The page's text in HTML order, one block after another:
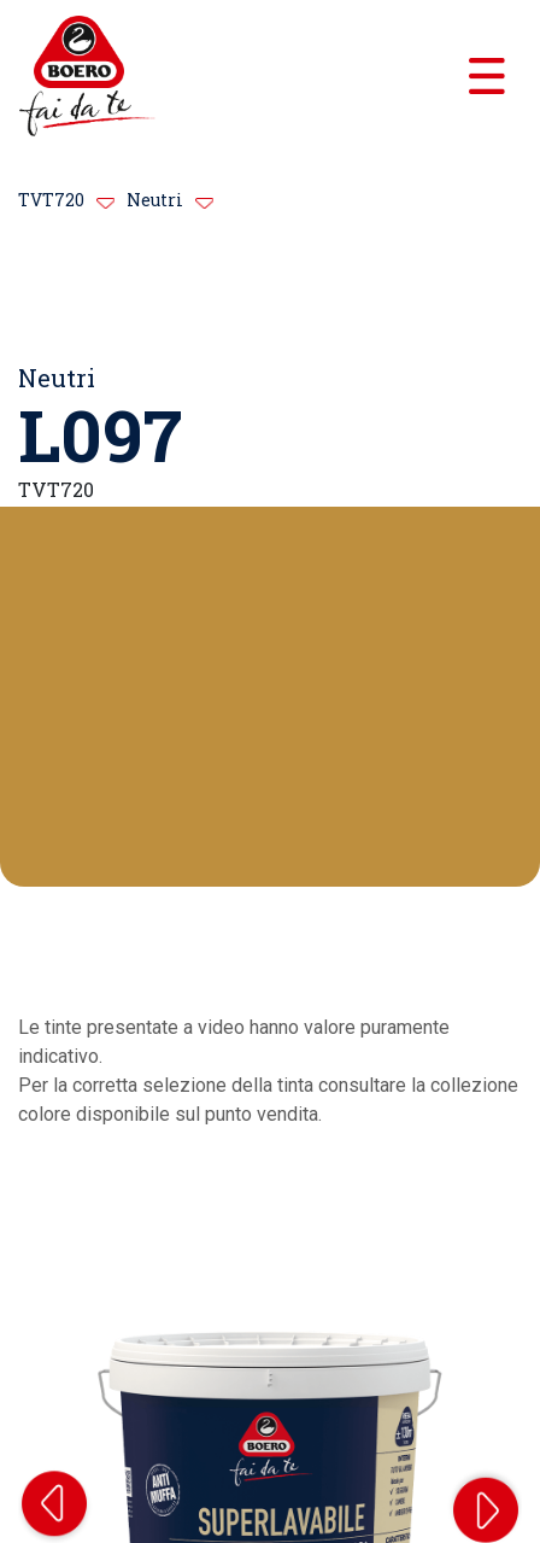
TVT720 Neutri
Neutri
L097
TVT720
Le tinte presentate a video hanno valore puramente
indicativo.
Per la corretta selezione della tinta consultare la collezione
colore disponibile sul punto vendita.